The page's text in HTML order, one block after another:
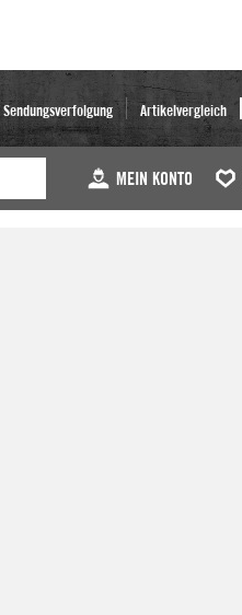
Sendungsverfolgung Artikelvergleich
MEIN KONTO